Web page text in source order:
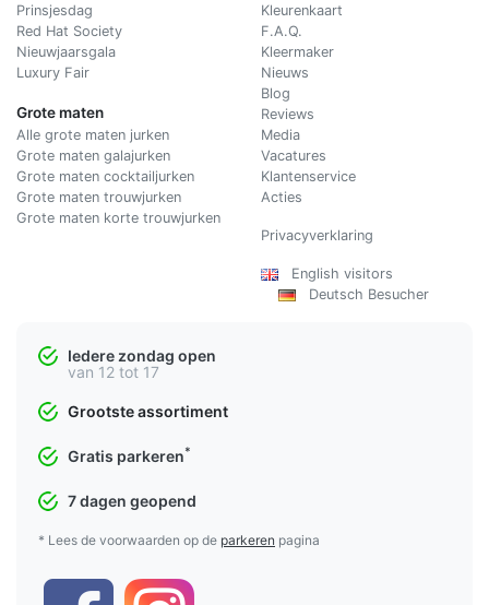
Prinsjesdag
Red Hat Society
Nieuwjaarsgala
Luxury Fair
Grote maten
Alle grote maten jurken
Grote maten galajurken
Grote maten cocktailjurken
Grote maten trouwjurken
Grote maten korte trouwjurken
Kleurenkaart
F.A.Q.
Kleermaker
Nieuws
Blog
Reviews
Media
Vacatures
Klantenservice
Acties
Privacyverklaring
English visitors
Deutsch Besucher
Iedere zondag open
van 12 tot 17
Grootste assortiment
Gratis parkeren*
7 dagen geopend
* Lees de voorwaarden op de parkeren pagina